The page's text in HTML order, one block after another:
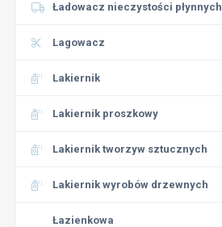
Ładowacz nieczystości płynnych
Lagowacz
Lakiernik
Lakiernik proszkowy
Lakiernik tworzyw sztucznych
Lakiernik wyrobów drzewnych
Łazienkowa